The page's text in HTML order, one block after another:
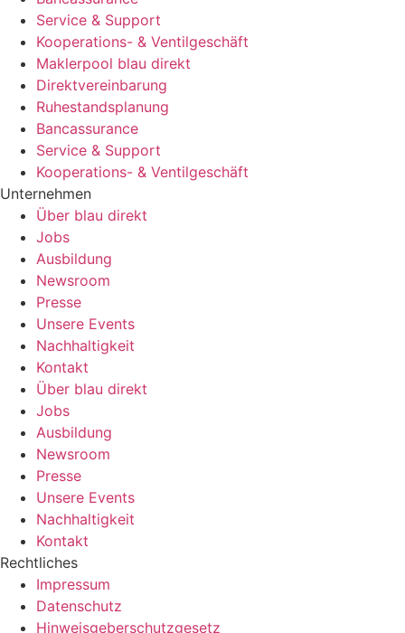
Service & Support
Kooperations- & Ventilgeschäft
Maklerpool blau direkt
Direktvereinbarung
Ruhestandsplanung
Bancassurance
Service & Support
Kooperations- & Ventilgeschäft
Unternehmen
Über blau direkt
Jobs
Ausbildung
Newsroom
Presse
Unsere Events
Nachhaltigkeit
Kontakt
Über blau direkt
Jobs
Ausbildung
Newsroom
Presse
Unsere Events
Nachhaltigkeit
Kontakt
Rechtliches
Impressum
Datenschutz
Hinweisgeberschutzgesetz